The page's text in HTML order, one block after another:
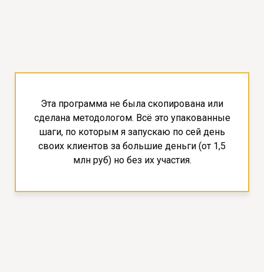
Эта программа не была скопирована или
сделана методологом. Всё это упакованные
шаги, по которым я запускаю по сей день
своих клиентов за большие деньги (от 1,5
млн руб) но без их участия.